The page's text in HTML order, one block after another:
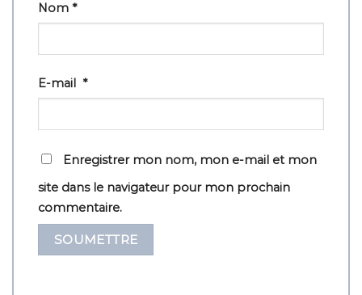
Nom *
E-mail *
Enregistrer mon nom, mon e-mail et mon
site dans le navigateur pour mon prochain
commentaire.